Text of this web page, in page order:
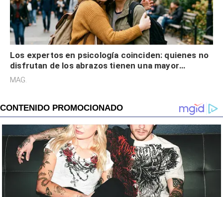
Los expertos en psicología coinciden: quienes no
disfrutan de los abrazos tienen una mayor
sensibilidad a los estímulos físicos y no es por
MAG.